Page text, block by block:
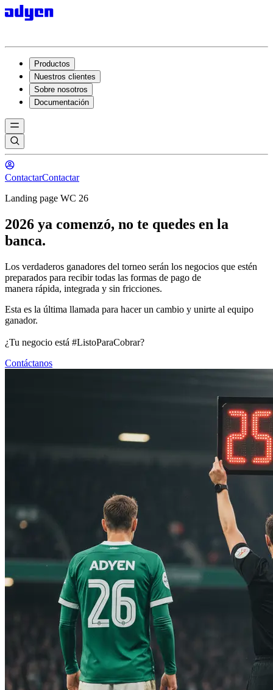
Productos
Nuestros clientes
Sobre nosotros
Documentación
ContactarContactar
Landing page WC 26
2026 ya comenzó, no te quedes en la
banca.
Los verdaderos ganadores del torneo serán los negocios que estén
preparados para recibir todas las formas de pago de
manera rápida, integrada y sin fricciones.
Esta es la última llamada para hacer un cambio y unirte al equipo
ganador.
¿Tu negocio está #ListoParaCobrar?
Contáctanos